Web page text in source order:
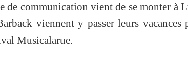
de communication vient de se monter à
viennent y passer leurs
Musicalarue.